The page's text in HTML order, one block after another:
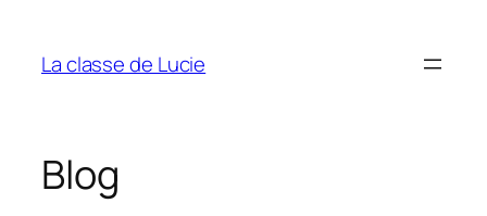
contenu
La classe de Lucie
Blog